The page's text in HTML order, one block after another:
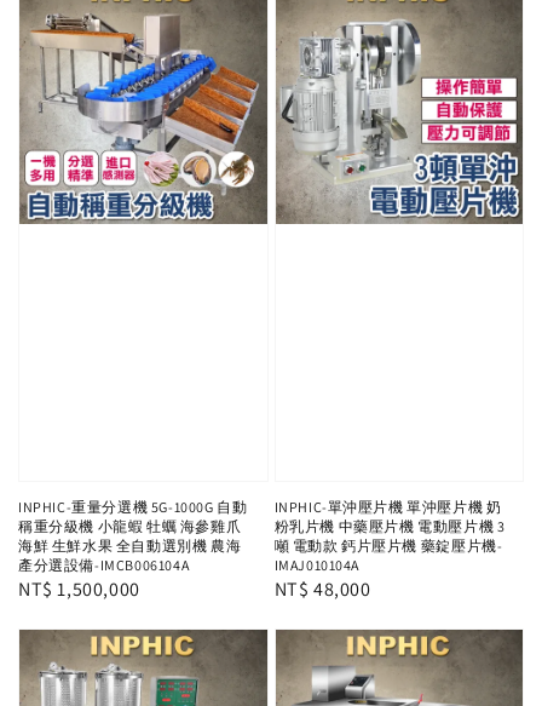
INPHIC-重量分選機 5G-1000G 自動
稱重分級機 小龍蝦 牡蠣 海參雞爪
海鮮 生鮮水果 全自動選別機 農海
產分選設備-IMCB006104A
Regular
NT$ 1,500,000
INPHIC-單沖壓片機 單沖壓片機 奶
粉乳片機 中藥壓片機 電動壓片機 3
噸 電動款 鈣片壓片機 藥錠壓片機-
IMAJ010104A
Regular
NT$ 48,000